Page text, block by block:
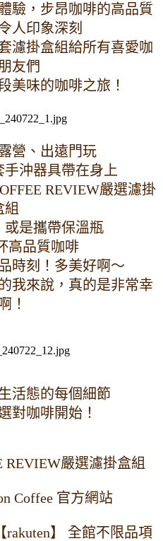
驗，步昂咖啡的高品質
人印象深刻
濾掛盒組給所有喜愛咖
友們
美味的咖啡之旅！
營、出遠門玩
沖器具帶在身上
REVIEW嚴選濾掛
組
或是攜帶保溫瓶
高品質咖啡
時刻！多美好啊～
我來說，真的是非常幸
！
活態的每個細節
對咖啡開始！
REVIEW嚴選濾掛盒組
Coffee 官方網站
】 全館不限品項